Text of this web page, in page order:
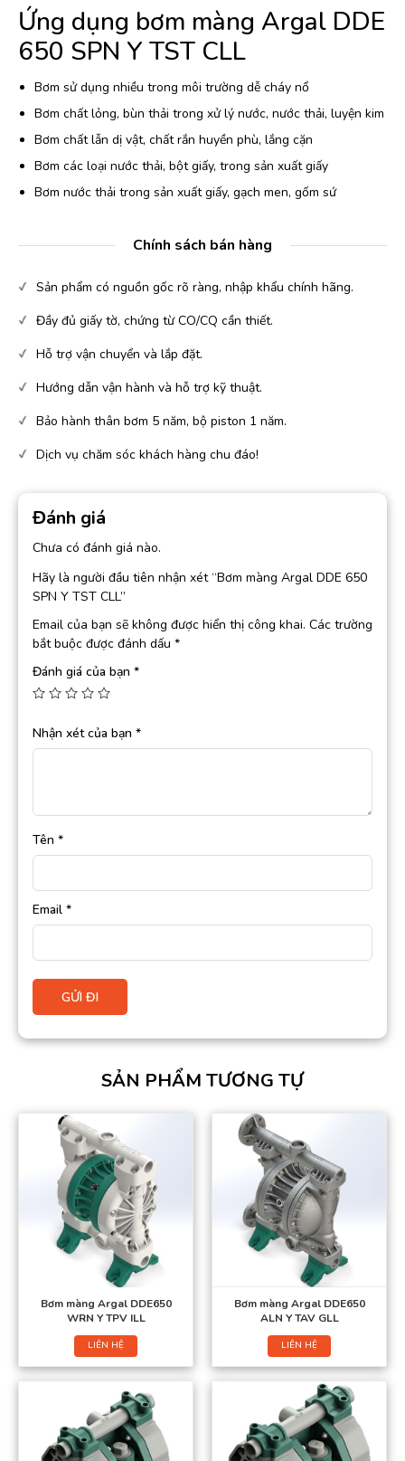
Ứng dụng bơm màng Argal DDE
650 SPN Y TST CLL
Bơm sử dụng nhiều trong môi trường dễ cháy nổ
Bơm chất lỏng, bùn thải trong xử lý nước, nước thải, luyện kim
Bơm chất lẫn dị vật, chất rắn huyền phù, lắng cặn
Bơm các loại nước thải, bột giấy, trong sản xuất giấy
Bơm nước thải trong sản xuất giấy, gạch men, gốm sứ
Chính sách bán hàng
Sản phẩm có nguồn gốc rõ ràng, nhập khẩu chính hãng.
Đầy đủ giấy tờ, chứng từ CO/CQ cần thiết.
Hỗ trợ vận chuyển và lắp đặt.
Hướng dẫn vận hành và hỗ trợ kỹ thuật.
Bảo hành thân bơm 5 năm, bộ piston 1 năm.
Dịch vụ chăm sóc khách hàng chu đáo!
Đánh giá
Chưa có đánh giá nào.
Hãy là người đầu tiên nhận xét “Bơm màng Argal DDE 650
SPN Y TST CLL”
Email của bạn sẽ không được hiển thị công khai. Các trường
bắt buộc được đánh dấu *
Đánh giá của bạn *
Nhận xét của bạn *
Tên *
Email *
SẢN PHẨM TƯƠNG TỰ
Bơm màng Argal DDE650
WRN Y TPV ILL
LIÊN HỆ
Bơm màng Argal DDE650
ALN Y TAV GLL
LIÊN HỆ